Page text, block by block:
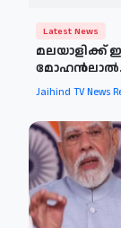
Latest News
മലയാളിക്ക്
Jaihind TV News